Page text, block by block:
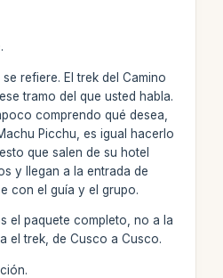
refiere. El trek del Camino
tramo del que usted habla.
comprendo qué desea,
Picchu, es igual hacerlo
que salen de su hotel
y llegan a la entrada de
con el guía y el grupo.
el paquete completo, no a la
el trek, de Cusco a Cusco.